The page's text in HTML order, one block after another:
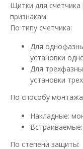
Щиток ШМР 1Ф-
Доступность: В
Щитки для счетчика
признакам.
По типу счетчика:
Для
установки
Для
установки
По способу
Накладные:
По степени защиты: